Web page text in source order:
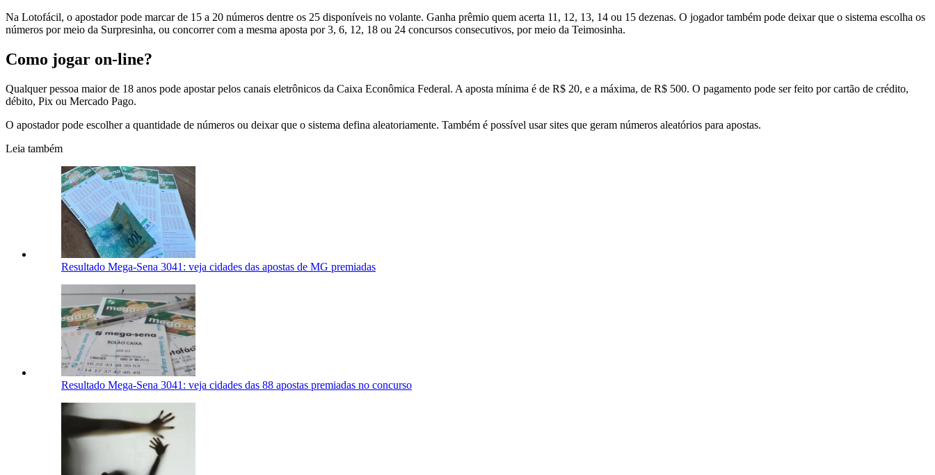
Na Lotofácil, o apostador pode marcar de 15 a 20 números dentre os 25 disponíveis no volante. Ganha prêmio quem acerta 11, 12, 13, 14 ou 15 dezenas. O jogador também pode deixar que o sistema escolha os
números por meio da Surpresinha, ou concorrer com a mesma aposta por 3, 6, 12, 18 ou 24 concursos consecutivos, por meio da Teimosinha.
Como jogar on-line?
Qualquer pessoa maior de 18 anos pode apostar pelos canais eletrônicos da Caixa Econômica Federal. A aposta mínima é de R$ 20, e a máxima, de R$ 500. O pagamento pode ser feito por cartão de crédito,
débito, Pix ou Mercado Pago.
O apostador pode escolher a quantidade de números ou deixar que o sistema defina aleatoriamente. Também é possível usar sites que geram números aleatórios para apostas.
Leia também
Resultado Mega-Sena 3041: veja cidades das apostas de MG premiadas
Resultado Mega-Sena 3041: veja cidades das 88 apostas premiadas no concurso